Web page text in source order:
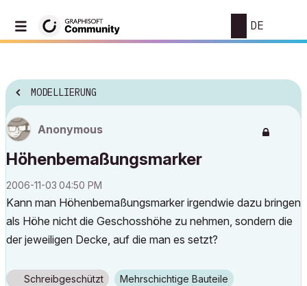
DE
MODELLIERUNG
Anonymous
Höhenbemaßungsmarker
‎2006-11-03 04:50 PM
Kann man Höhenbemaßungsmarker irgendwie dazu bringen
als Höhe nicht die Geschosshöhe zu nehmen, sondern die
der jeweiligen Decke, auf die man es setzt?
Schreibgeschützt Mehrschichtige Bauteile